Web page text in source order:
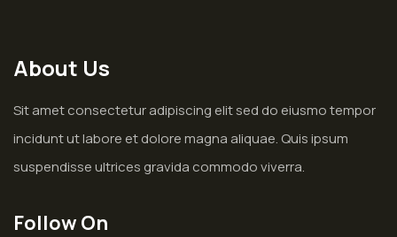
About Us
Sit amet consectetur adipiscing elit sed do eiusmo tempor
incidunt ut labore et dolore magna aliquae. Quis ipsum
suspendisse ultrices gravida commodo viverra.
Follow On